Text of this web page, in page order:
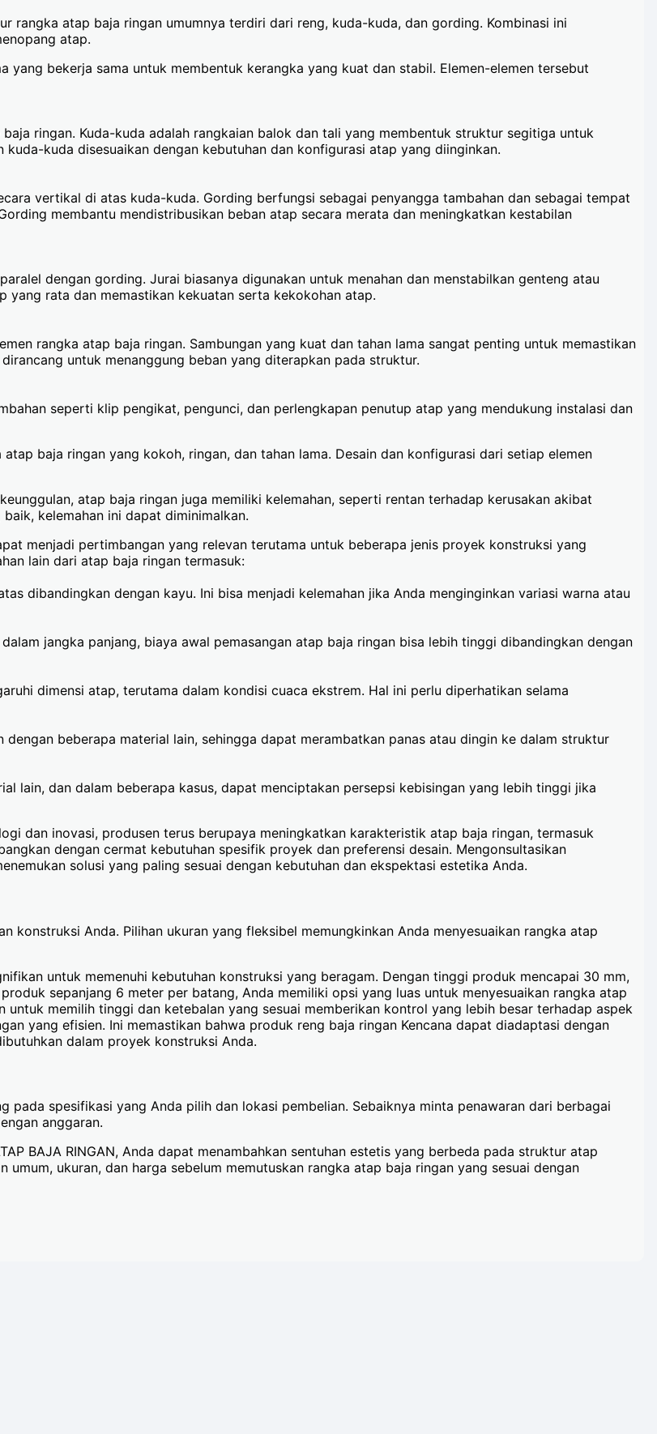
rangka atap baja ringan umumnya terdiri dari reng, kuda-kuda, dan gording. Kombinasi ini
atap.
bekerja sama untuk membentuk kerangka yang kuat dan stabil. Elemen-elemen tersebut
ringan. Kuda-kuda adalah rangkaian balok dan tali yang membentuk struktur segitiga untuk
kuda disesuaikan dengan kebutuhan dan konfigurasi atap yang diinginkan.
vertikal di atas kuda-kuda. Gording berfungsi sebagai penyangga tambahan dan sebagai tempat
membantu mendistribusikan beban atap secara merata dan meningkatkan kestabilan
dengan gording. Jurai biasanya digunakan untuk menahan dan menstabilkan genteng atau
yang rata dan memastikan kekuatan serta kekokohan atap.
rangka atap baja ringan. Sambungan yang kuat dan tahan lama sangat penting untuk memastikan
untuk menanggung beban yang diterapkan pada struktur.
seperti klip pengikat, pengunci, dan perlengkapan penutup atap yang mendukung instalasi dan
baja ringan yang kokoh, ringan, dan tahan lama. Desain dan konfigurasi dari setiap elemen
atap baja ringan juga memiliki kelemahan, seperti rentan terhadap kerusakan akibat
kelemahan ini dapat diminimalkan.
menjadi pertimbangan yang relevan terutama untuk beberapa jenis proyek konstruksi yang
lain dari atap baja ringan termasuk:
dibandingkan dengan kayu. Ini bisa menjadi kelemahan jika Anda menginginkan variasi warna atau
jangka panjang, biaya awal pemasangan atap baja ringan bisa lebih tinggi dibandingkan dengan
dimensi atap, terutama dalam kondisi cuaca ekstrem. Hal ini perlu diperhatikan selama
beberapa material lain, sehingga dapat merambatkan panas atau dingin ke dalam struktur
lain, dan dalam beberapa kasus, dapat menciptakan persepsi kebisingan yang lebih tinggi jika
dan inovasi, produsen terus berupaya meningkatkan karakteristik atap baja ringan, termasuk
dengan cermat kebutuhan spesifik proyek dan preferensi desain. Mengonsultasikan
solusi yang paling sesuai dengan kebutuhan dan ekspektasi estetika Anda.
konstruksi Anda. Pilihan ukuran yang fleksibel memungkinkan Anda menyesuaikan rangka atap
untuk memenuhi kebutuhan konstruksi yang beragam. Dengan tinggi produk mencapai 30 mm,
sepanjang 6 meter per batang, Anda memiliki opsi yang luas untuk menyesuaikan rangka atap
untuk memilih tinggi dan ketebalan yang sesuai memberikan kontrol yang lebih besar terhadap aspek
yang efisien. Ini memastikan bahwa produk reng baja ringan Kencana dapat diadaptasi dengan
dalam proyek konstruksi Anda.
pada spesifikasi yang Anda pilih dan lokasi pembelian. Sebaiknya minta penawaran dari berbagai
anggaran.
BAJA RINGAN, Anda dapat menambahkan sentuhan estetis yang berbeda pada struktur atap
ukuran, dan harga sebelum memutuskan rangka atap baja ringan yang sesuai dengan